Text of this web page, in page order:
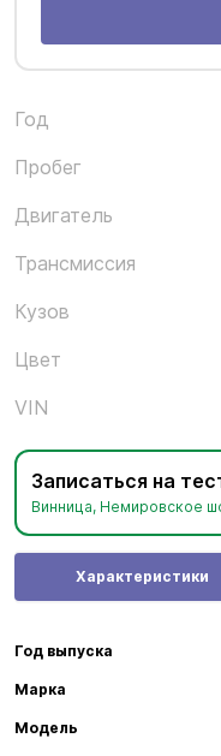
Год
Пробег
Двигатель
Трансмиссия
Кузов
Цвет
VIN
Записаться на
Винница, Немировское
Характеристики
Год выпуска
Марка
Модель